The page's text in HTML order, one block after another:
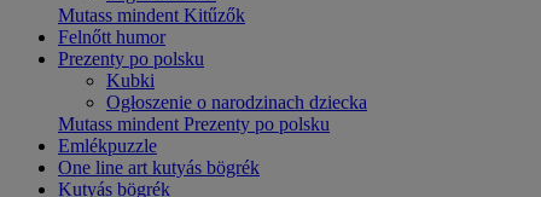
Mutass mindent Kitűzők
Felnőtt humor
Prezenty po polsku
Kubki
Ogłoszenie o narodzinach dziecka
Mutass mindent Prezenty po polsku
Emlékpuzzle
One line art kutyás bögrék
Kutyás bögrék